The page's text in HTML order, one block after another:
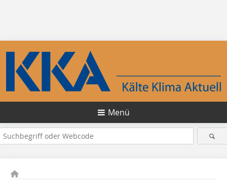
Menü